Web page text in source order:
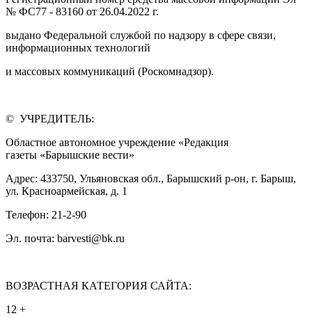
№ ФС77 - 83160 от 26.04.2022 г.
выдано Федеральной службой по надзору в сфере связи,
информационных технологий
и массовых коммуникаций (Роскомнадзор).
© УЧРЕДИТЕЛЬ:
Областное автономное учреждение «Редакция
газеты «Барышские вести»
Адрес: 433750, Ульяновская обл., Барышский р-он, г. Барыш,
ул. Красноармейская, д. 1
Телефон: 21-2-90
Эл. почта: barvesti@bk.ru
ВОЗРАСТНАЯ КАТЕГОРИЯ САЙТА:
12 +